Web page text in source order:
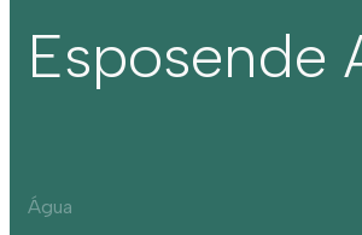
Esposende
Água